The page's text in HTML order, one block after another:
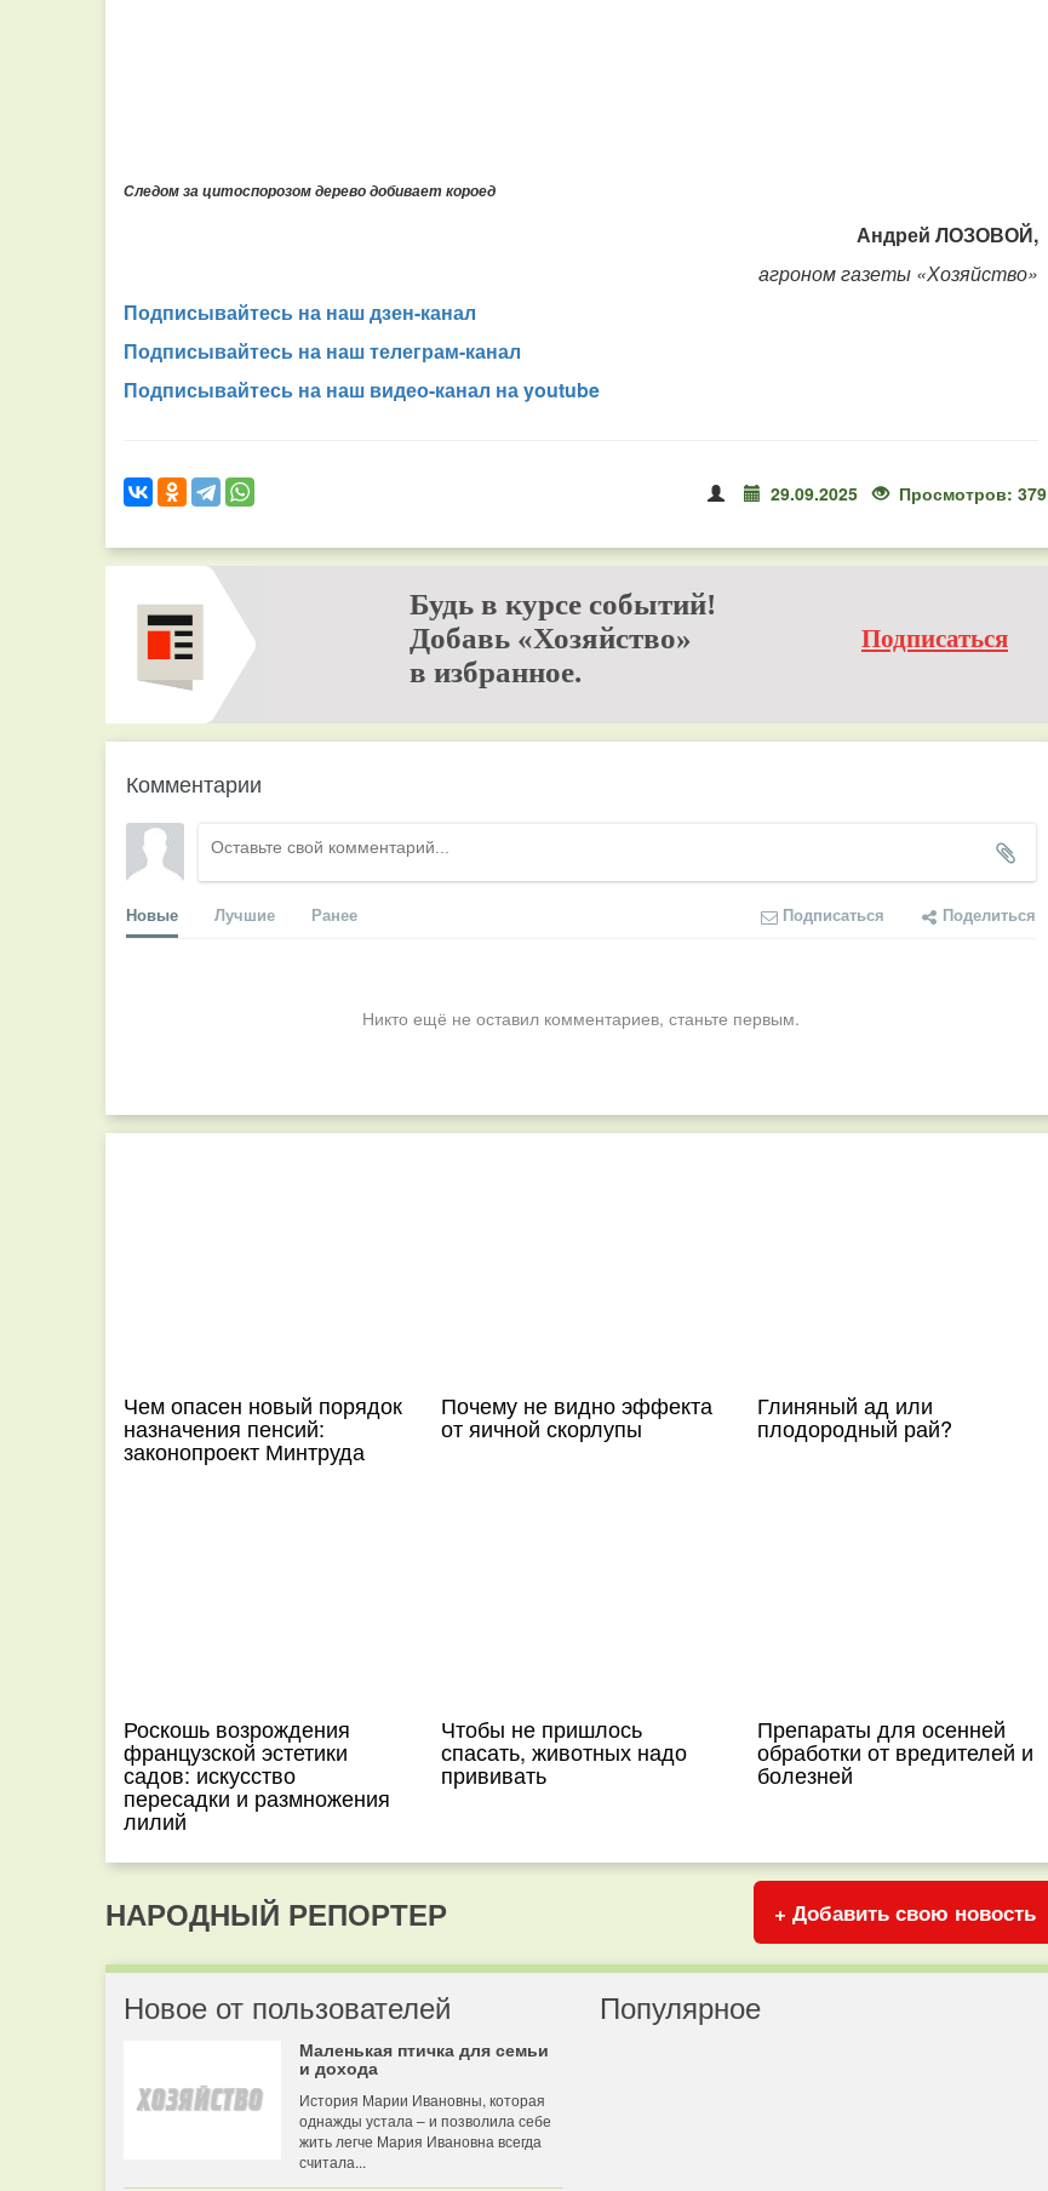
Следом за цитоспорозом дерево добивает короед
Андрей ЛОЗОВОЙ,
агроном газеты «Хозяйство»
Подписывайтесь на наш дзен-канал
Подписывайтесь на наш телеграм-канал
Подписывайтесь на наш видео-канал на youtube
29.09.2025 Просмотров: 379
Будь в курсе событий!
Добавь «Хозяйство»
в избранное.
Подписаться
Комментарии
Новые Лучшие Ранее Подписаться Поделиться
Никто ещё не оставил комментариев, станьте первым.
Чем опасен новый порядок
назначения пенсий:
законопроект Минтруда
Почему не видно эффекта
от яичной скорлупы
Глиняный ад или
плодородный рай?
Роскошь возрождения
французской эстетики
садов: искусство
пересадки и размножения
лилий
Чтобы не пришлось
спасать, животных надо
прививать
Препараты для осенней
обработки от вредителей и
болезней
НАРОДНЫЙ РЕПОРТЕР + Добавить свою новость
Новое от пользователей
Маленькая птичка для семьи
и дохода
История Марии Ивановны, которая
однажды устала – и позволила себе
жить легче Мария Ивановна всегда
считала...
Популярное